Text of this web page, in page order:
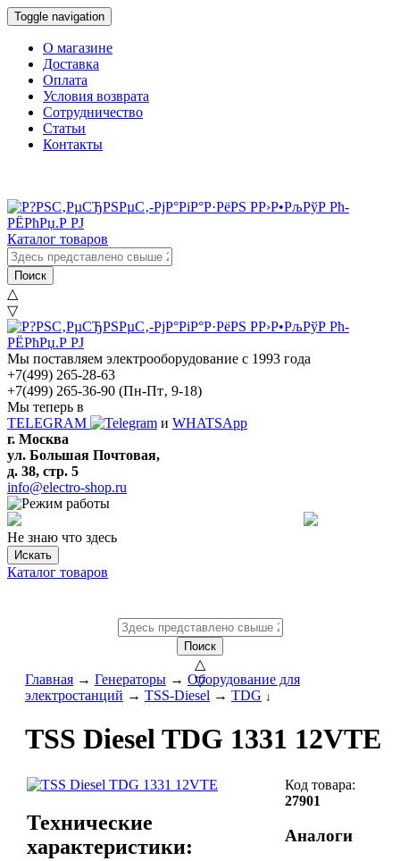
Toggle navigation
О магазине
Доставка
Оплата
Условия возврата
Сотрудничество
Статьи
Контакты
Каталог товаров
Поиск
△
▽
Мы поставляем электрооборудование с 1993 года
+7(499) 265-28-63
+7(499) 265-36-90 (Пн-Пт‚ 9-18)
Мы теперь в
TELEGRAM
и WHATSApp
г. Москва
ул. Большая Почтовая,
д. 38, стр. 5
info@electro-shop.ru
Не знаю что здесь
Искать
Каталог товаров
Поиск
△
▽
Главная → Генераторы → Оборудование для
электростанций → TSS-Diesel → TDG ↓
TSS Diesel TDG 1331 12VTE
Технические
характеристики:
Код товара:
27901
Аналоги